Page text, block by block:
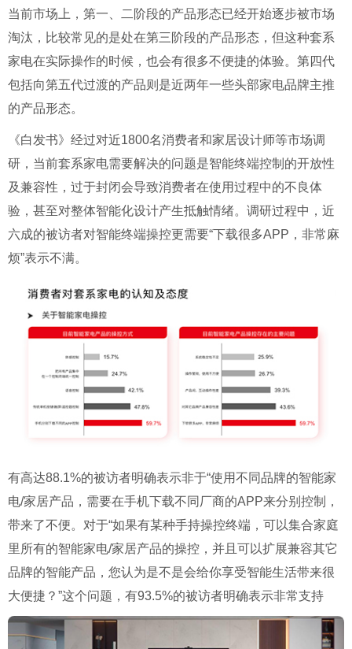
当前市场上，第一、二阶段的产品形态已经开始逐步被市场
淘汰，比较常见的是处在第三阶段的产品形态，但这种套系
家电在实际操作的时候，也会有很多不便捷的体验。第四代
包括向第五代过渡的产品则是近两年一些头部家电品牌主推
的产品形态。
《白发书》经过对近1800名消费者和家居设计师等市场调
研，当前套系家电需要解决的问题是智能终端控制的开放性
及兼容性，过于封闭会导致消费者在使用过程中的不良体
验，甚至对整体智能化设计产生抵触情绪。调研过程中，近
六成的被访者对智能终端操控更需要“下载很多APP，非常麻
烦”表示不满。
有高达88.1%的被访者明确表示非于“使用不同品牌的智能家
电/家居产品，需要在手机下载不同厂商的APP来分别控制，
带来了不便。对于“如果有某种手持操控终端，可以集合家庭
里所有的智能家电/家居产品的操控，并且可以扩展兼容其它
品牌的智能产品，您认为是不是会给你享受智能生活带来很
大便捷？”这个问题，有93.5%的被访者明确表示非常支持